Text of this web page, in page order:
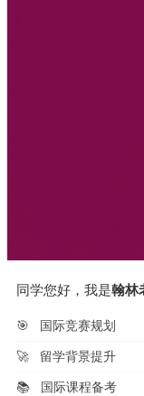
同学您好，我是翰林
🎯 国际竞赛规划
🚀 留学背景提升
📚 国际课程备考